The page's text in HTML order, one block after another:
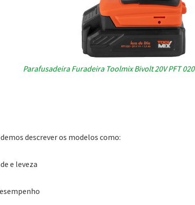
Parafusadeira Furadeira Toolmix Bivolt 20V PFT 020
descrever os modelos como:
e leveza